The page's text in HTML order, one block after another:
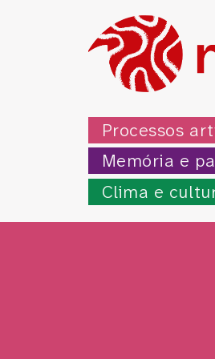
Processos
Memória e
Clima e